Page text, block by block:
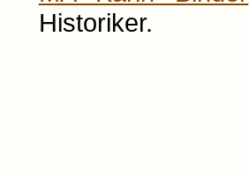
Historiker.